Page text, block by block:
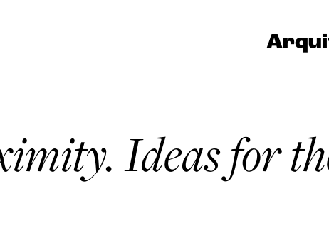
Ideas for